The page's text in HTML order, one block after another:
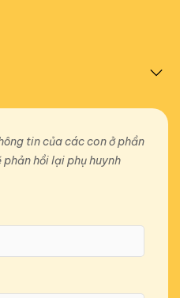
tin của các con ở phần
phản hồi lại phụ huynh